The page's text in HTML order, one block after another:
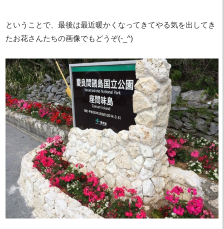
ということで、最後は最近暖かくなってきてやる気を出してき
たお花さんたちの画像でもどうぞ(-_^)